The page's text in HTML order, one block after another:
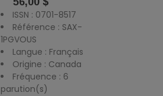
ISSN : 0701-8517
Référence : SAX-
1PGVOUS
Langue : Français
Origine : Canada
Fréquence : 6
parution(s)